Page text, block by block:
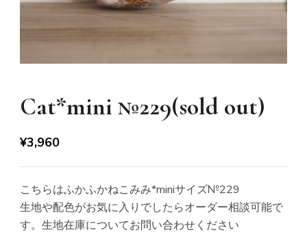
Cat*mini №229(sold out)
¥3,960
こちらはふかふかねこみみ*miniサイズ№229
生地や配色がお気に入りでしたらオーダー相談可能で
す。生地在庫についてお問い合わせください